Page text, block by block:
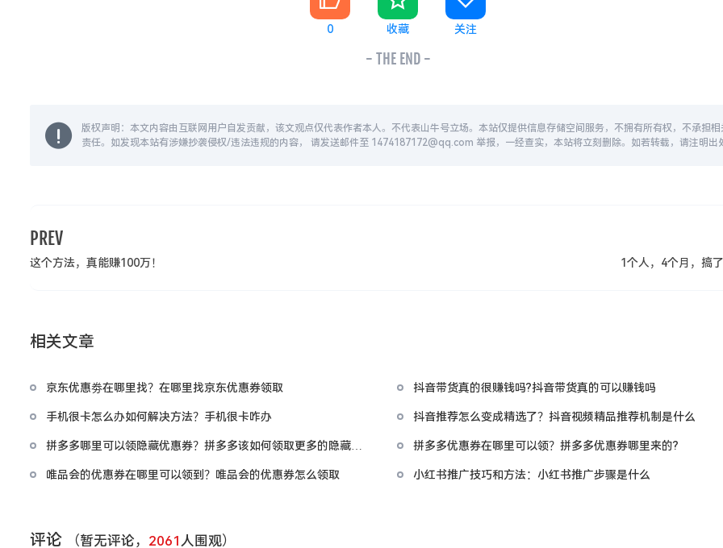
0 收藏 关注
- THE END -
版权声明：本文内容由互联网用户自发贡献，该文观点仅代表作者本人。不代表山牛号立场。本站仅提供信息存储空间服务，不拥有所有权，不承担相
责任。如发现本站有涉嫌抄袭侵权/违法违规的内容， 请发送邮件至 1474187172@qq.com 举报，一经查实，本站将立刻删除。如若转载，请注明出
PREV
这个方法，真能赚100万！ 1个人，4个月，搞
相关文章
京东优惠劵在哪里找？在哪里找京东优惠券领取 抖音带货真的很赚钱吗?抖音带货真的可以赚钱吗
手机很卡怎么办如何解决方法？手机很卡咋办 抖音推荐怎么变成精选了？抖音视频精品推荐机制是什么
拼多多哪里可以领隐藏优惠券？拼多多该如何领取更多的隐藏优
拼多多优惠券在哪里可以领？拼多多优惠券哪里来的?
唯品会的优惠券在哪里可以领到？唯品会的优惠券怎么领取 小红书推广技巧和方法：小红书推广步骤是什么
评论 （暂无评论， 2061 人围观）